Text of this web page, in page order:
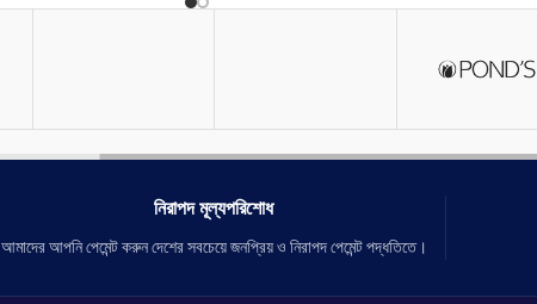
নিরাপদ মূল্যপরিশোধ
আমাদের আপনি পেমেন্ট করুন দেশের সবচেয়ে জনপ্রিয় ও নিরাপদ পেমেন্ট পদ্ধতিতে।